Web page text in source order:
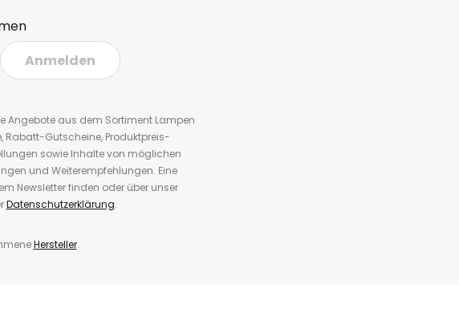
Anmelden
Angebote aus dem Sortiment Lampen
Rabatt-Gutscheine, Produktpreis-
sowie Inhalte von möglichen
und Weiterempfehlungen. Eine
Newsletter finden oder über unser
Datenschutzerklärung.
Hersteller.